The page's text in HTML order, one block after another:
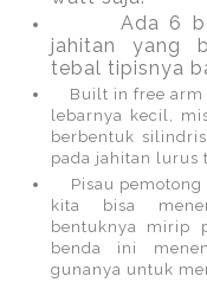
Ada 6
jahitan yang
tebal tipisnya
Built in free arm
lebarnya kecil,
berbentuk
pada jahitan lurus
Pisau pemotong
kita bisa
bentuknya mirip
benda ini
gunanya untuk